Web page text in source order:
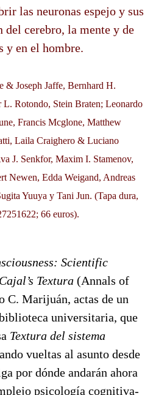
las neuronas espejo y sus
cerebro, la mente y de
y en el hombre.
& Joseph Jaffe, Bernhard H.
Rotondo, Stein Braten; Leonardo
Francis Mcglone, Matthew
Laila Craighero & Luciano
J. Senkfor, Maxim I. Stamenov,
Newen, Edda Weigand, Andreas
Yuuya y Tani Jun. (Tapa dura,
66 euros).
Scientific
Textura (Annals of
C. Marijuán, actas de un
universitaria, que
Textura del sistema
vueltas al asunto desde
por dónde andarán ahora
psicología cognitiva-